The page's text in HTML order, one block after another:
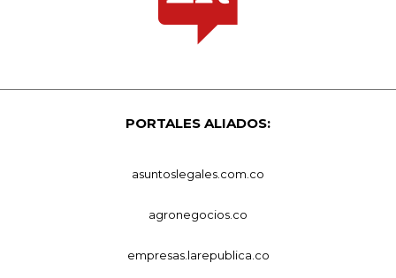
PORTALES ALIADOS:
asuntoslegales.com.co
agronegocios.co
empresas.larepublica.co